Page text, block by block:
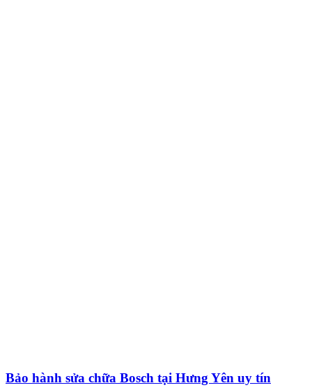
Bảo hành sửa chữa Bosch tại Hưng Yên uy tín